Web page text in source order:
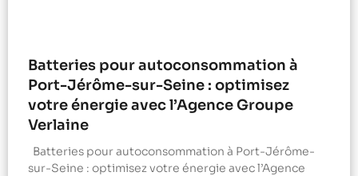
Batteries pour autoconsommation à
Port-Jérôme-sur-Seine : optimisez
votre énergie avec l’Agence Groupe
Verlaine
Batteries pour autoconsommation à Port-Jérôme-
sur-Seine : optimisez votre énergie avec l’Agence